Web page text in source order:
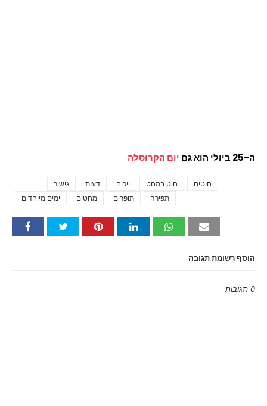
ה-25 ביולי הוא גם יום הקרוסלה
גישור דעות ויכוח חוט במחט
חוטים
ימים מיוחדים
מחטים תופרים תפירה
הוסף רשומת תגובה
0 תגובות